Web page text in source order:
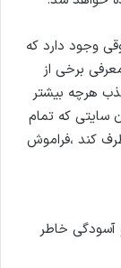
وجود دارد که
برخی از
هرچه بیشتر
سایتی که تمام
کند ،فراموش
آسودگی خاطر